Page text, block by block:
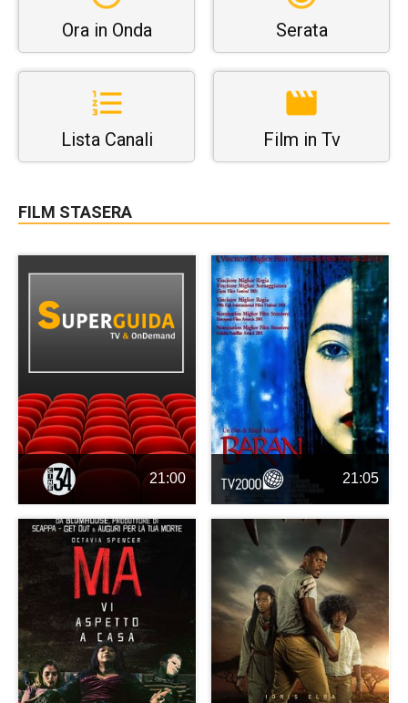
Ora in Onda Serata
Lista Canali Film in Tv
FILM STASERA
21:00 21:05